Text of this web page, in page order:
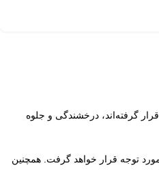
گرفته‌اند، درخشندگی و جلوه
توجه قرار خواهد گرفت. همچنین